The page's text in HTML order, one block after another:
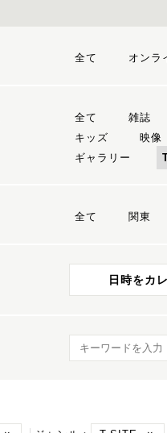
全て オンラ
全て 雑誌
キッズ
映像
ギャラリー
全て 関東
日時をカ
キーワード検索